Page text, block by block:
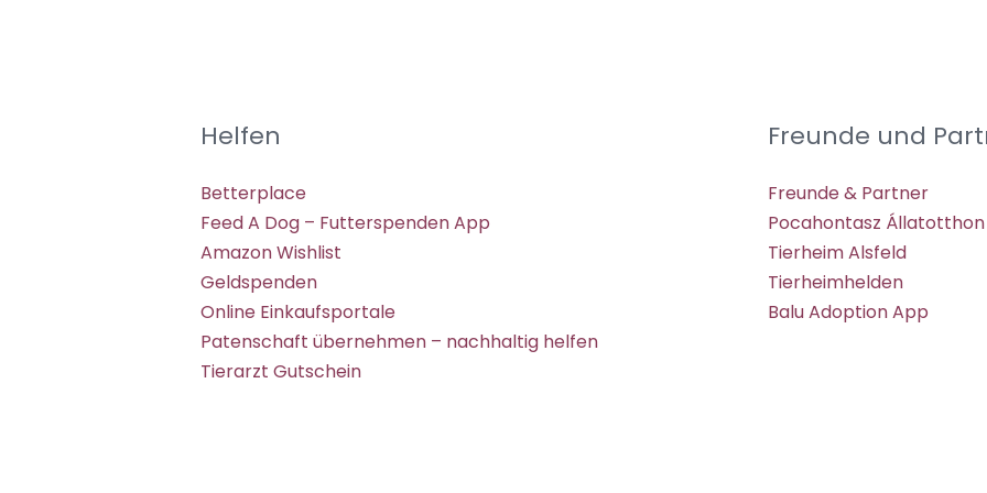
Helfen
Betterplace
Feed A Dog – Futterspenden App
Amazon Wishlist
Geldspenden
Online Einkaufsportale
Patenschaft übernehmen – nachhaltig helfen
Tierarzt Gutschein
Freunde und
Freunde & Partner
Pocahontasz Állatotthon
Tierheim Alsfeld
Tierheimhelden
Balu Adoption App